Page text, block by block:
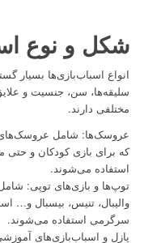
شکل و نوع
انواع اسباب‌بازی‌ها بسیار
سلیقه‌ها، سن، جنسیت و
مختلفی دارند.
عروسک‌ها: شامل عروسک‌های
که برای بازی کودکان و
استفاده می‌شوند.
توپ‌ها و بازی‌های توپی: شامل
والیبال، تنیس، بیسبال و…
سرگرمی استفاده می‌شوند.
پازل و اسباب‌بازی‌های